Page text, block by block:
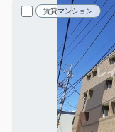
賃貸マンション